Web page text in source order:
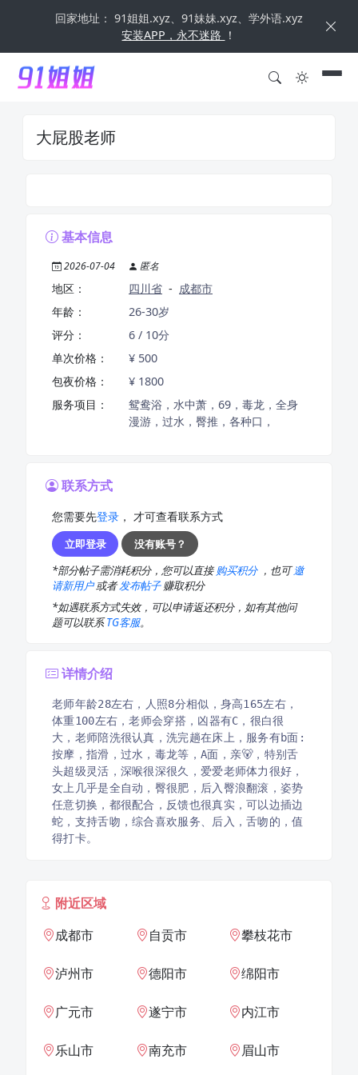
回家地址： 91姐姐.xyz、91妹妹.xyz、学外语.xyz
安装APP，永不迷路 ！
大屁股老师
基本信息
2026-07-04 匿名
地区： 四川省 - 成都市
年龄：
26-30岁
评分：
6 / 10分
单次价格：
¥ 500
包夜价格：
¥ 1800
服务项目：
鸳鸯浴，水中萧，69，毒龙，全身
漫游，过水，臀推，各种口，
联系方式
您需要先登录 ， 才可查看联系方式
立即登录
没有账号？
*部分帖子需消耗积分，您可以直接购买积分 ，也可邀
请新用户或者发布帖子赚取积分
*如遇联系方式失效，可以申请返还积分，如有其他问
题可以联系TG客服。
详情介绍
老师年龄28左右，人照8分相似，身高165左右，
体重100左右，老师会穿搭，凶器有C，很白很
大，老师陪洗很认真，洗完趟在床上，服务有b面:
按摩，指滑，过水，毒龙等，A面，亲🐻，特别舌
头超级灵活，深喉很深很久，爱爱老师体力很好，
女上几乎是全自动，臀很肥，后入臀浪翻滚，姿势
任意切换，都很配合，反馈也很真实，可以边插边
蛇，支持舌吻，综合喜欢服务、后入，舌吻的，值
得打卡。
附近区域
成都市
自贡市 攀枝花市
泸州市 德阳市 绵阳市
广元市 遂宁市 内江市
乐山市 南充市 眉山市